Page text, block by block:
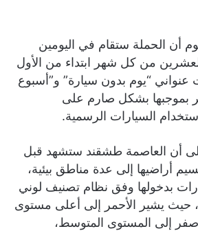
أن الحملة ستقام في اليومين
من كل شهر ابتداء من الأول
2026، تحت عنواني “يوم بدون سيارة” و”أسبوع
بموجبها بشكل صارم على
السيارات الرسمية.
أن العاصمة طشقند ستشهد قبل
أراضيها إلى عدة مناطق بيئية،
بدخولها وفق نظام تصنيف لوني
حيث يشير الأحمر إلى أعلى مستوى
إلى المستوى المتوسط،